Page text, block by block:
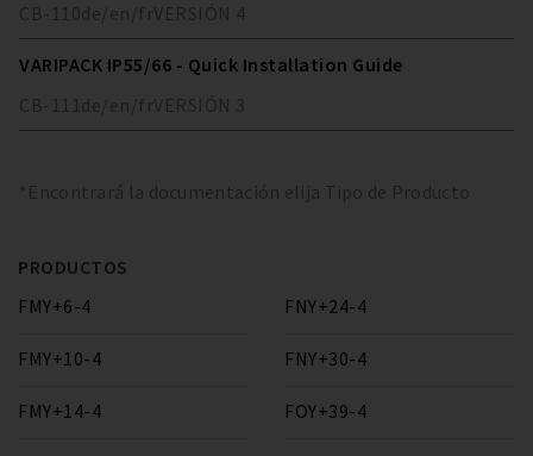
CB-110de/en/fr VERSIÓN 4
VARIPACK IP55/66 - Quick Installation Guide
CB-111 de/en/fr VERSIÓN 3
*Encontrará la documentación elija Tipo de Producto
PRODUCTOS
FMY+6-4
FMY+10-4
FMY+14-4
FNY+24-4
FNY+30-4
FOY+39-4